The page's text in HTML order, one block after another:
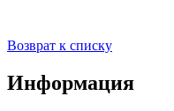
Возврат к списку
Информация